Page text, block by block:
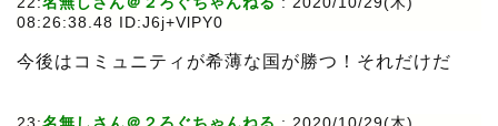
08:26:38.48 ID:J6j+VlPY0
今後はコミュニティが希薄な国が勝つ！それだけだ